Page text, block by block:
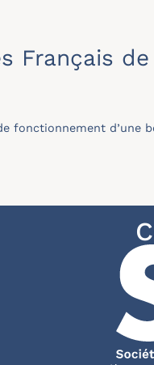
Français
fonctionnement d’une